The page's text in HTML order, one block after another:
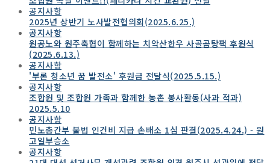
공지사항
2025년 상반기 노사발전협의회(2025.6.25.)
공지사항
원공노와 원주축협이 함께하는 치악산한우 사골곰탕팩 후원식
(2025.6.13.)
공지사항
'부론 청소년 꿈 발전소' 후원금 전달식(2025.5.15.)
공지사항
조합원 및 조합원 가족과 함께한 농촌 봉사활동(사과 적과)
2025.5.10
공지사항
민노총간부 불법 인건비 지급 손배소 1심 판결(2025.4.24.) - 원
고일부승소
공지사항